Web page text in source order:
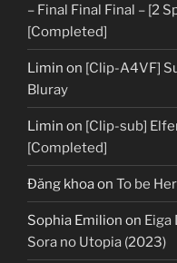
– Final Final Final – [2
[Completed]
Limin on [Clip-A4VF]
Bluray
Limin on [Clip-sub]
[Completed]
Đăng khoaon To be
Sophia Emilion on Eiga
Sora no Utopia (2023)